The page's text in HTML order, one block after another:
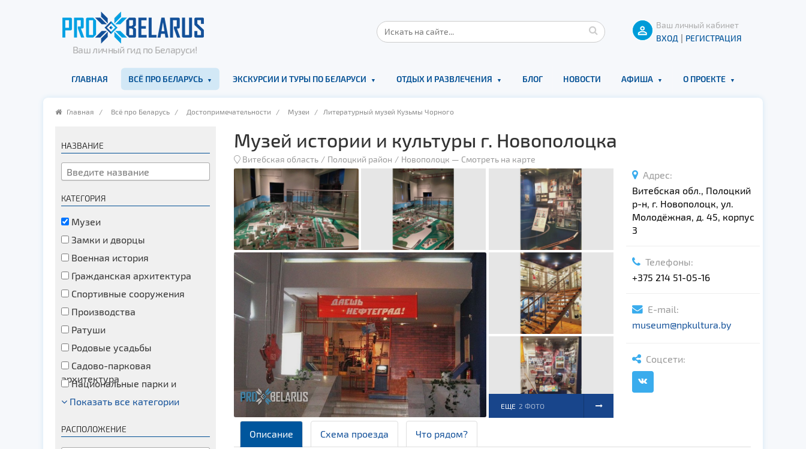
Ваш личный гид по Беларуси!
Ваш личный кабинет
ВХОД | РЕГИСТРАЦИЯ
ГЛАВНАЯ ВСЁ ПРО БЕЛАРУСЬ ЭКСКУРСИИ И ТУРЫ ПО БЕЛАРУСИ ОТДЫХ И РАЗВЛЕЧЕНИЯ БЛОГ НОВОСТИ АФИША О ПРОЕКТЕ
Главная / Всё про Беларусь / Достопримечательности / Музеи / Литературный музей Кузьмы Чорного
НАЗВАНИЕ
КАТЕГОРИЯ
Музеи
Замки и дворцы
Военная история
Гражданская архитектура
Спортивные сооружения
Производства
Ратуши
Родовые усадьбы
Садово-парковая
архитектура
Национальные парки и
заказники
Озера и водоемы
Памятники археологии
Показать все категории
РАСПОЛОЖЕНИЕ
Музей истории и культуры г. Новополоцка
Витебская область Полоцкий район Новополоцк — Смотреть на карте
ЕЩЕ 2 ФОТО
Адрес:
Витебская обл., Полоцкий
р-н, г. Новополоцк, ул.
Молодёжная, д. 45, корпус
3
Телефоны:
+375 214 51-05-16
E-mail:
museum@npkultura.by
Соцсети:
Описание Схема проезда Что рядом?